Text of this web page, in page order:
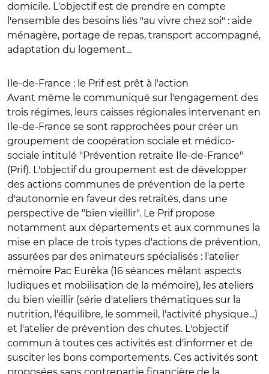
domicile. L'objectif est de prendre en compte
l'ensemble des besoins liés "au vivre chez soi" : aide
ménagère, portage de repas, transport accompagné,
adaptation du logement...
Ile-de-France : le Prif est prêt à l'action
Avant même le communiqué sur l'engagement des
trois régimes, leurs caisses régionales intervenant en
Ile-de-France se sont rapprochées pour créer un
groupement de coopération sociale et médico-
sociale intitulé "Prévention retraite Ile-de-France"
(Prif). L'objectif du groupement est de développer
des actions communes de prévention de la perte
d'autonomie en faveur des retraités, dans une
perspective de "bien vieillir". Le Prif propose
notamment aux départements et aux communes la
mise en place de trois types d'actions de prévention,
assurées par des animateurs spécialisés : l'atelier
mémoire Pac Eurêka (16 séances mêlant aspects
ludiques et mobilisation de la mémoire), les ateliers
du bien vieillir (série d'ateliers thématiques sur la
nutrition, l'équilibre, le sommeil, l'activité physique...)
et l'atelier de prévention des chutes. L'objectif
commun à toutes ces activités est d'informer et de
susciter les bons comportements. Ces activités sont